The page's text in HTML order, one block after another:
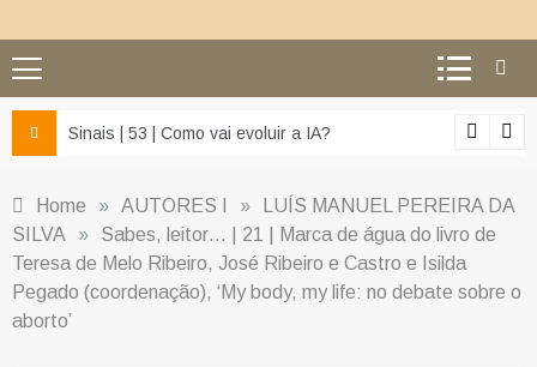
e da misericórdia’
Sinais | 53 | Como vai evoluir a IA?
Home » AUTORES I »
LUÍS MANUEL PEREIRA DA
SILVA
»
Sabes, leitor… | 21 | Marca de água do livro de
Teresa de Melo Ribeiro, José Ribeiro e Castro e Isilda
Pegado (coordenação), ‘My body, my life: no debate sobre o
aborto’